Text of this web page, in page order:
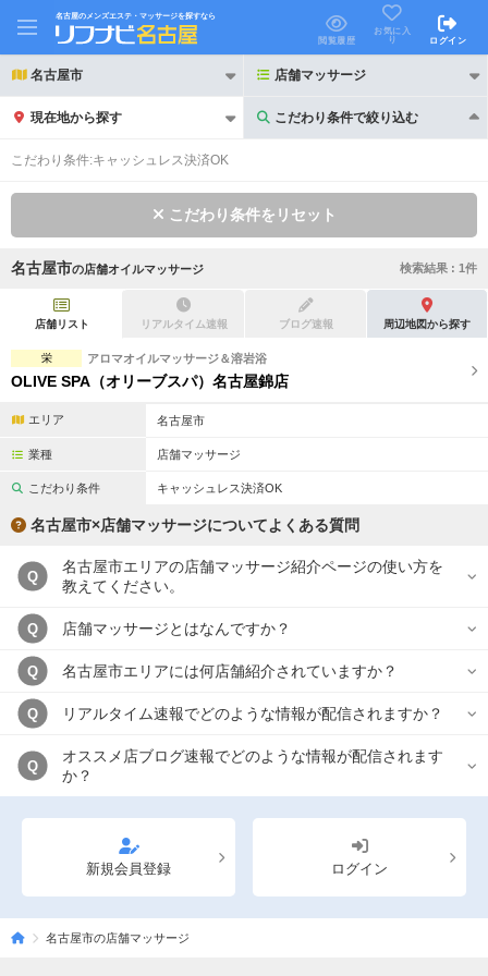
名古屋のメンズエステ・マッサージを探すなら
閲覧履歴
お気に入
り
ログイン
名古屋市 店舗マッサージ
現在地から探す こだわり条件で絞り込む
こだわり条件で絞り込む
初回割引あり リピーター割引あり
団体割引
2名様歓迎
完全個室 半個室あり
ペアルームあり シャワー室完備
フットバスあり
専用駐車場あり 有資格者在籍
日本人スタッフのみ 女性スタッフのみ
スタッフ指名可 Ｗセラピスト
駅から徒歩5分以内
こだわり条件:キャッシュレス決済OK
こだわり条件をリセット
名古屋市の店舗オイルマッサージ 検索結果 : 1件
店舗リスト リアルタイム速報 ブログ速報 周辺地図から探す
栄 アロマオイルマッサージ＆溶岩浴
OLIVE SPA（オリーブスパ）名古屋錦店
エリア 名古屋市
業種 店舗マッサージ
こだわり条件 キャッシュレス決済OK
名古屋市×店舗マッサージについてよくある質問
Q
名古屋市エリアの店舗マッサージ紹介ページの使い方を
教えてください。
Q 店舗マッサージとはなんですか？
Q 名古屋市エリアには何店舗紹介されていますか？
Q リアルタイム速報でどのような情報が配信されますか？
Q
オススメ店ブログ速報でどのような情報が配信されます
か？
新規会員登録 ログイン
名古屋市の店舗マッサージ